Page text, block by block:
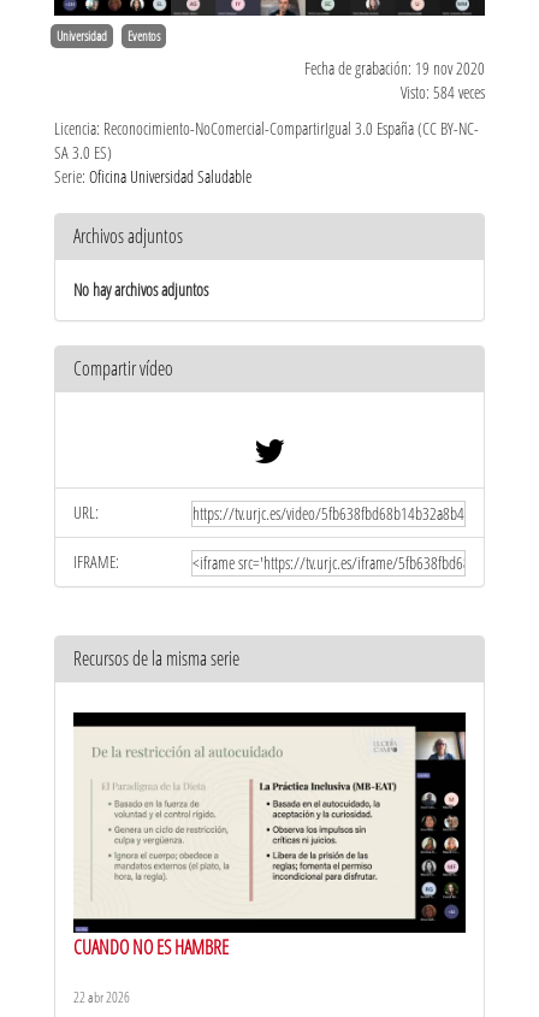
Universidad Eventos
Fecha de grabación: 19 nov 2020
Visto: 584 veces
Licencia: Reconocimiento-NoComercial-CompartirIgual 3.0 España (CC BY-NC-
SA 3.0 ES)
Serie: Oficina Universidad Saludable
Archivos adjuntos
No hay archivos adjuntos
Compartir vídeo
URL:
IFRAME:
Recursos de la misma serie
CUANDO NO ES HAMBRE
22 abr 2026